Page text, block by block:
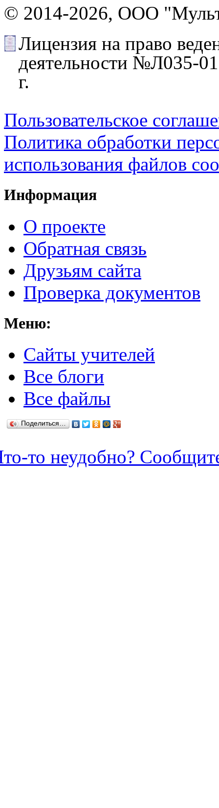
© 2014-2026, ООО
Лицензия на право
деятельности №Л035-
г.
Пользовательское
Политика обработки
использования файлов
Информация
О проекте
Обратная связь
Друзьям сайта
Проверка документов
Меню:
Cайты учителей
Все блоги
Все файлы
Поделиться…
то неудобно?